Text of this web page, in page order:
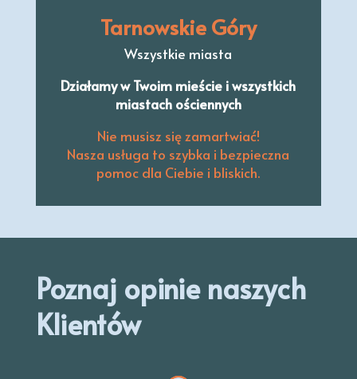
Tarnowskie Góry
Wszystkie miasta
Działamy w Twoim mieście i wszystkich
miastach ościennych
Nie musisz się zamartwiać!
Nasza usługa to szybka i bezpieczna
pomoc dla Ciebie i bliskich.
Poznaj opinie naszych
Klientów